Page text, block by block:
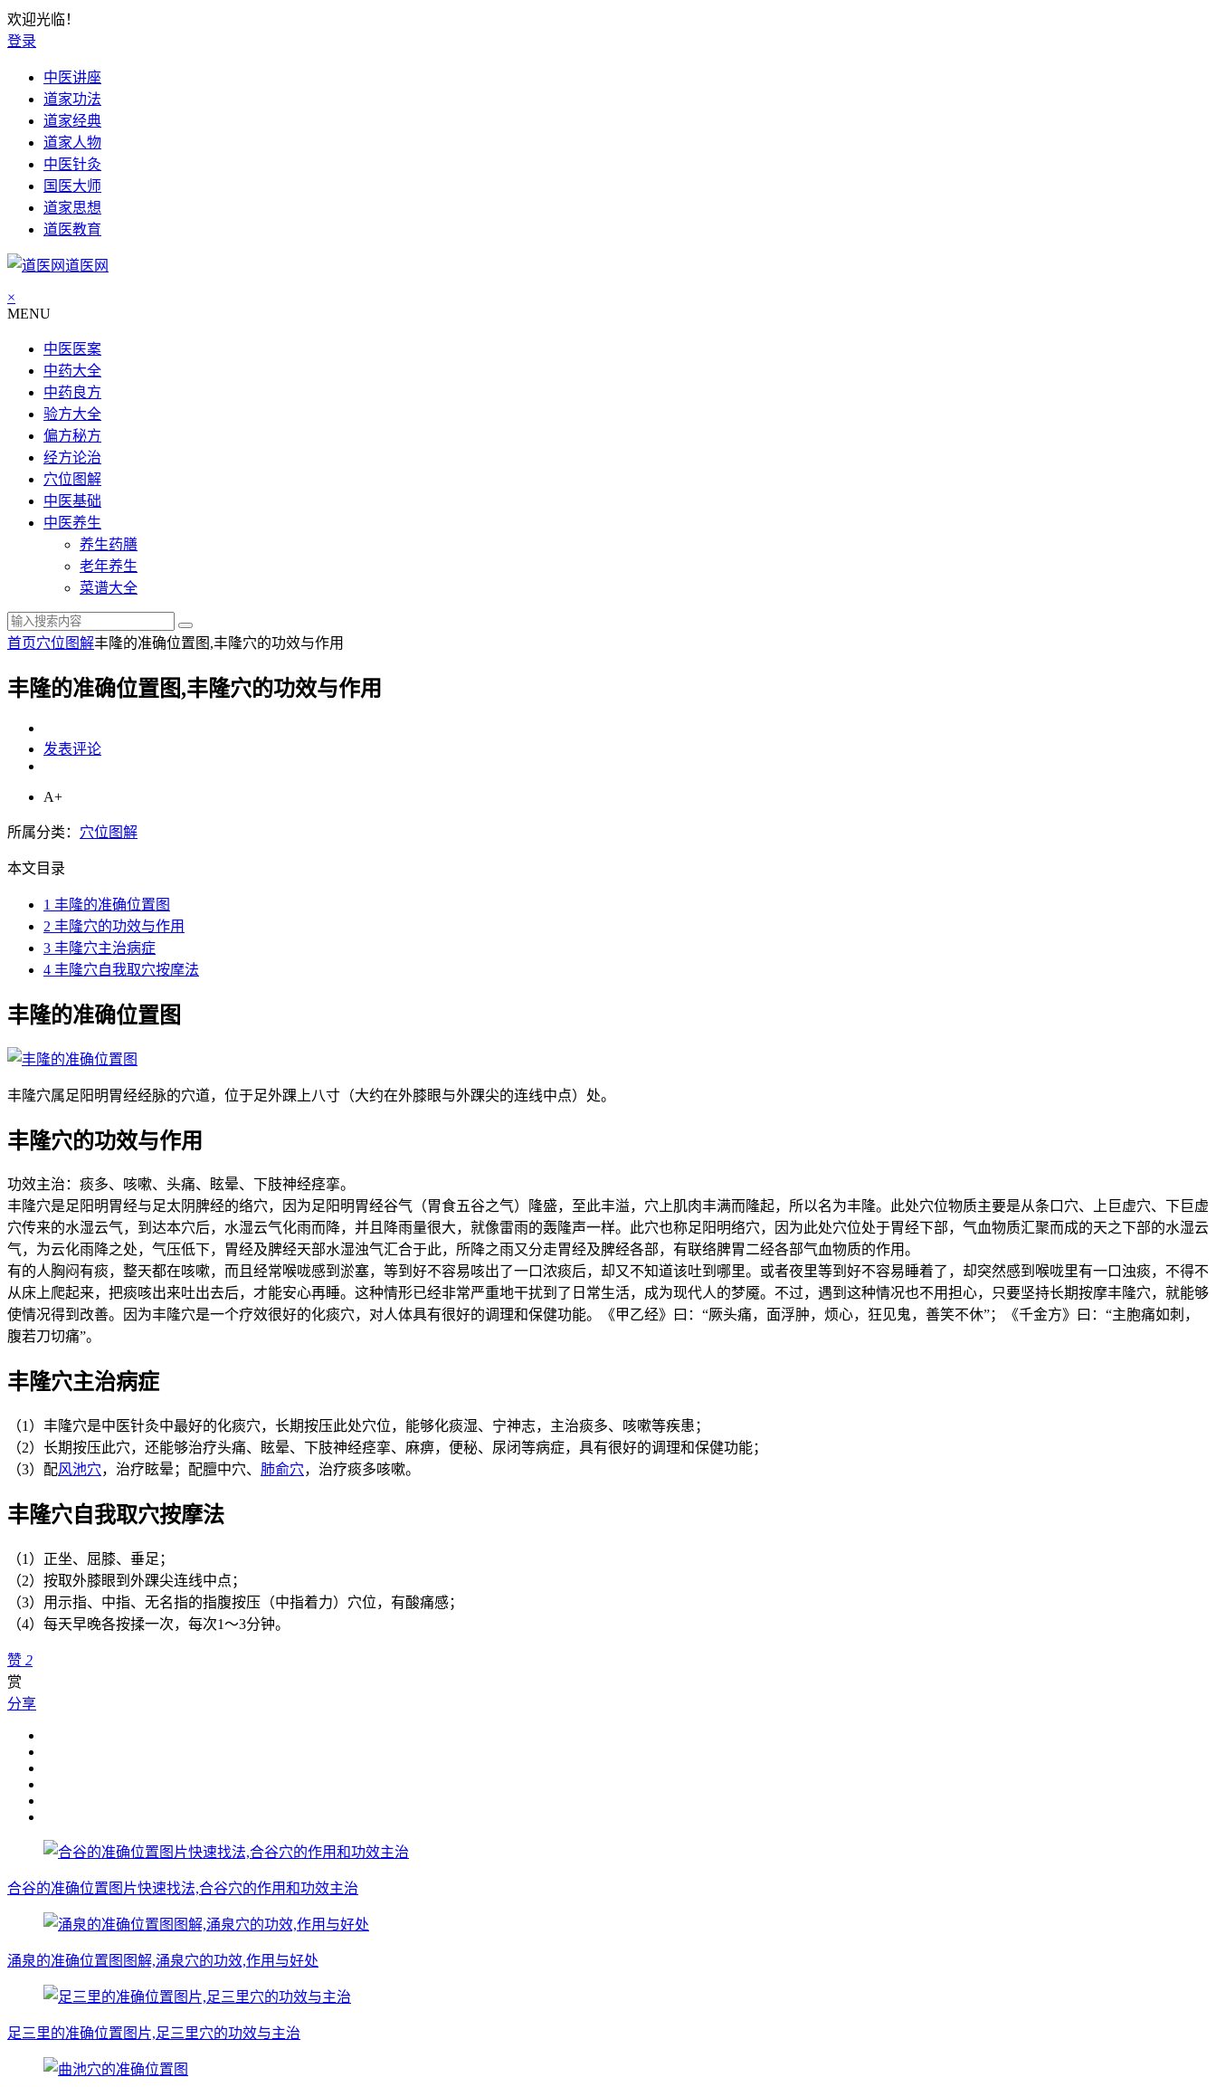
欢迎光临！
登录
中医讲座
道家功法
道家经典
道家人物
中医针灸
国医大师
道家思想
道医教育
道医网
×
MENU
中医医案
中药大全
中药良方
验方大全
偏方秘方
经方论治
穴位图解
中医基础
中医养生
养生药膳
老年养生
菜谱大全
首页穴位图解丰隆的准确位置图,丰隆穴的功效与作用
丰隆的准确位置图,丰隆穴的功效与作用
发表评论
A+
所属分类： 穴位图解
本文目录
1 丰隆的准确位置图
2 丰隆穴的功效与作用
3 丰隆穴主治病症
4 丰隆穴自我取穴按摩法
丰隆的准确位置图
丰隆穴属足阳明胃经经脉的穴道，位于足外踝上八寸（大约在外膝眼与外踝尖的连线中点）处。
丰隆穴的功效与作用
功效主治：痰多、咳嗽、头痛、眩晕、下肢神经痉挛。
丰隆穴是足阳明胃经与足太阴脾经的络穴，因为足阳明胃经谷气（胃食五谷之气）隆盛，至此丰溢，穴上肌肉丰满而隆起，所以名为丰隆。此处穴位物质主要是从条口穴、上巨虚穴、下巨虚
穴传来的水湿云气，到达本穴后，水湿云气化雨而降，并且降雨量很大，就像雷雨的轰隆声一样。此穴也称足阳明络穴，因为此处穴位处于胃经下部，气血物质汇聚而成的天之下部的水湿云
气，为云化雨降之处，气压低下，胃经及脾经天部水湿浊气汇合于此，所降之雨又分走胃经及脾经各部，有联络脾胃二经各部气血物质的作用。
有的人胸闷有痰，整天都在咳嗽，而且经常喉咙感到淤塞，等到好不容易咳出了一口浓痰后，却又不知道该吐到哪里。或者夜里等到好不容易睡着了，却突然感到喉咙里有一口浊痰，不得不
从床上爬起来，把痰咳出来吐出去后，才能安心再睡。这种情形已经非常严重地干扰到了日常生活，成为现代人的梦魇。不过，遇到这种情况也不用担心，只要坚持长期按摩丰隆穴，就能够
使情况得到改善。因为丰隆穴是一个疗效很好的化痰穴，对人体具有很好的调理和保健功能。《甲乙经》曰：“厥头痛，面浮肿，烦心，狂见鬼，善笑不休”；《千金方》曰：“主胞痛如刺，
腹若刀切痛”。
丰隆穴主治病症
（1）丰隆穴是中医针灸中最好的化痰穴，长期按压此处穴位，能够化痰湿、宁神志，主治痰多、咳嗽等疾患；
（2）长期按压此穴，还能够治疗头痛、眩晕、下肢神经痉挛、麻痹，便秘、尿闭等病症，具有很好的调理和保健功能；
（3）配风池穴，治疗眩晕；配膻中穴、 肺俞穴，治疗痰多咳嗽。
丰隆穴自我取穴按摩法
（1）正坐、屈膝、垂足；
（2）按取外膝眼到外踝尖连线中点；
（3）用示指、中指、无名指的指腹按压（中指着力）穴位，有酸痛感；
（4）每天早晚各按揉一次，每次1～3分钟。
赞 2
赏
分享
合谷的准确位置图片快速找法,合谷穴的作用和功效主治
涌泉的准确位置图图解,涌泉穴的功效,作用与好处
足三里的准确位置图片,足三里穴的功效与主治